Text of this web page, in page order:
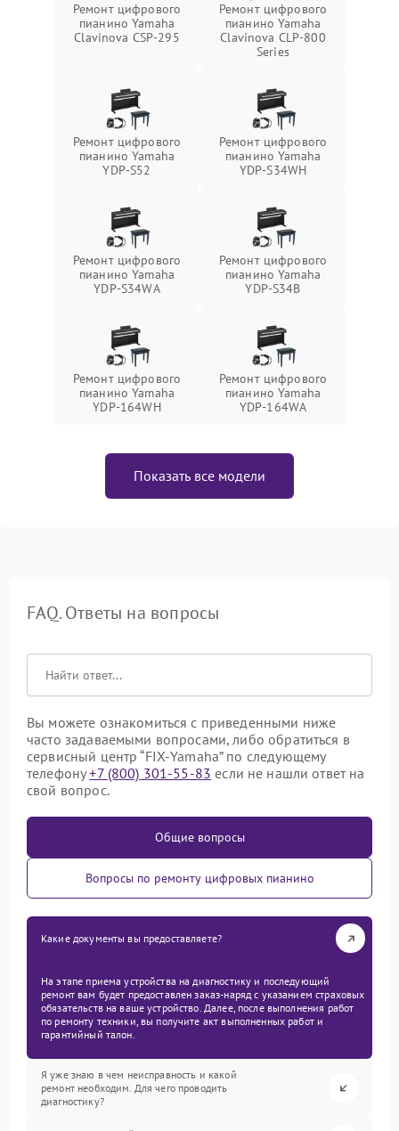
Ремонт цифрового
пианино Yamaha
Clavinova CSP-295
Ремонт цифрового
пианино Yamaha
Clavinova CLP-800
Series
Ремонт цифрового
пианино Yamaha
YDP-S52
Ремонт цифрового
пианино Yamaha
YDP-S34WH
Ремонт цифрового
пианино Yamaha
YDP-S34WA
Ремонт цифрового
пианино Yamaha
YDP-S34B
Ремонт цифрового
пианино Yamaha
YDP-164WH
Ремонт цифрового
пианино Yamaha
YDP-164WA
Показать все модели
FAQ. Ответы на вопросы
Вы можете ознакомиться с приведенными ниже
часто задаваемыми вопросами, либо обратиться в
сервисный центр “FIX-Yamaha” по следующему
телефону+7 (800) 301-55-83 если не нашли ответ на
свой вопрос.
Общие вопросы
Вопросы по ремонту цифровых пианино
Какие документы вы предоставляете?
На этапе приема устройства на диагностику и последующий
ремонт вам будет предоставлен заказ-наряд с указанием страховых
обязательств на ваше устройство. Далее, после выполнения работ
по ремонту техники, вы получите акт выполненных работ и
гарантийный талон.
Я уже знаю в чем неисправность и какой
ремонт необходим. Для чего проводить
диагностику?